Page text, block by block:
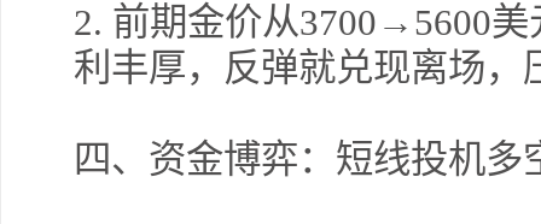
2. 前期金价从3700 → 5600美
利丰厚，反弹就兑现离场，
四、资金博弈：短线投机多